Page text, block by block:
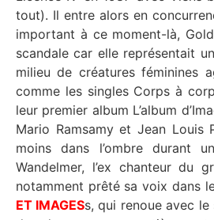
tout). Il entre alors en
important à ce moment-là, Gold. À l’époque, le clip accompagnant cette chanson fit un
scandale car elle représentait
milieu de créatures féminines aguichantes. Images a connu
comme les singles Corps à
leur premier album L’album d’Images, sorti en 1987. En
Mario Ramsamy et Jean Louis
moins dans l’ombre durant une large décennie. En
Wandelmer, l’ex chanteur du
notamment prêté sa voix dans
ET IMAGESs, qui renoue avec